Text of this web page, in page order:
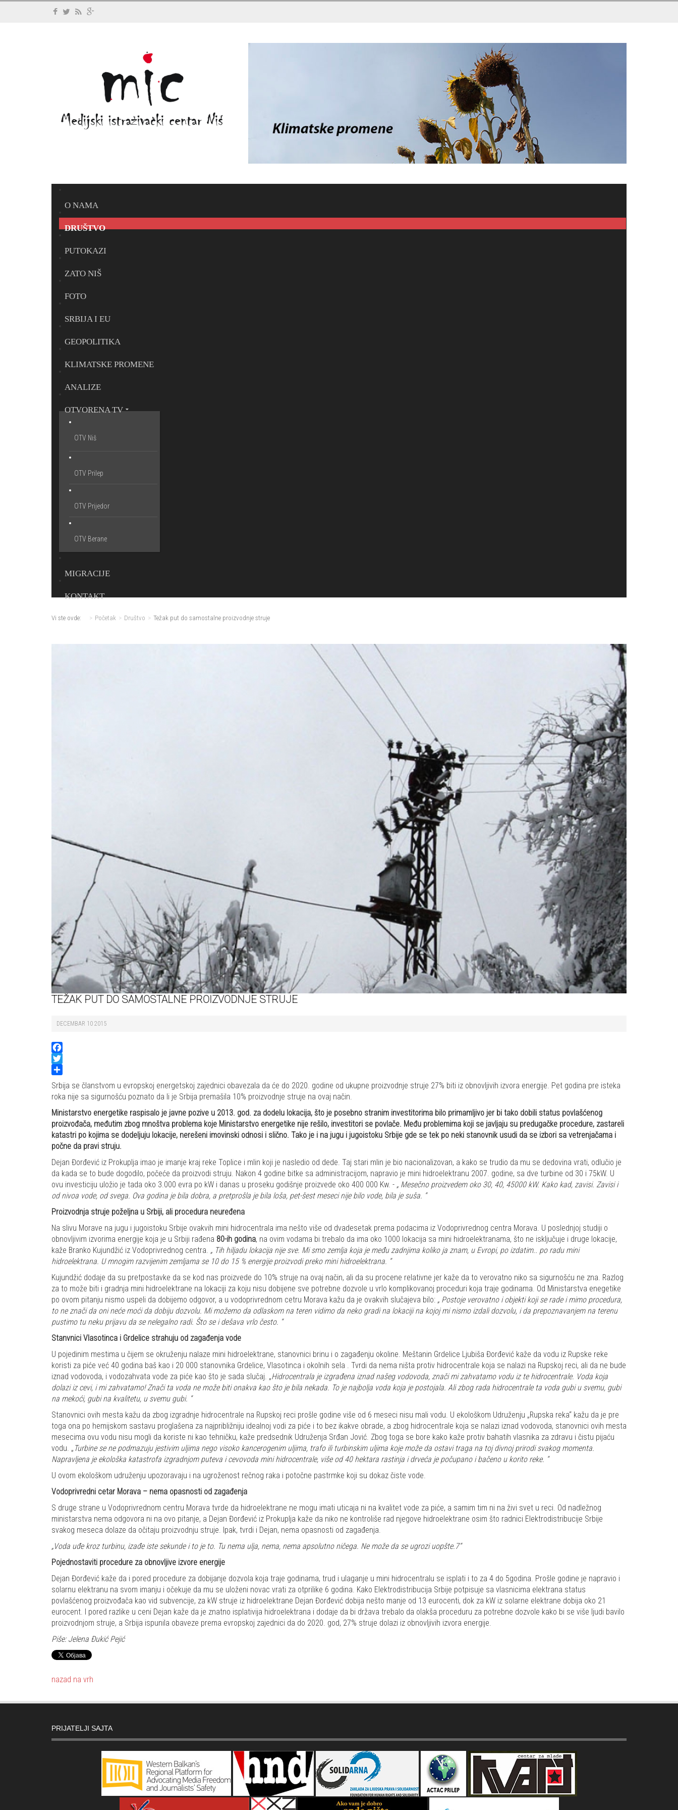
O NAMA
DRUŠTVO
PUTOKAZI
ZATO NIŠ
FOTO
SRBIJA I EU
GEOPOLITIKA
KLIMATSKE PROMENE
ANALIZE
OTVORENA TV
OTV Niš
OTV Prilep
OTV Prijedor
OTV Berane
MIGRACIJE
KONTAKT
Vi ste ovde: Početak Društvo Težak put do samostalne proizvodnje struje
TEŽAK PUT DO SAMOSTALNE PROIZVODNJE STRUJE
DECEMBAR 10 2015
Facebook
Twitter
Share
Srbija se članstvom u evropskoj energetskoj zajednici obavezala da će do 2020. godine od ukupne proizvodnje struje 27% biti iz obnovljivih izvora energije. Pet godina pre isteka
roka nije sa sigurnošću poznato da li je Srbija premašila 10% proizvodnje struje na ovaj način.
Ministarstvo energetike raspisalo je javne pozive u 2013. god. za dodelu lokacija, što je posebno stranim investitorima bilo primamljivo jer bi tako dobili status povlašćenog
proizvođača, međutim zbog mnoštva problema koje Ministarstvo energetike nije rešilo, investitori se povlače. Među problemima koji se javljaju su predugačke procedure, zastareli
katastri po kojima se dodeljuju lokacije, nerešeni imovinski odnosi i slično. Tako je i na jugu i jugoistoku Srbije gde se tek po neki stanovnik usudi da se izbori sa vetrenjačama i
počne da pravi struju.
Dejan Đorđević iz Prokuplja imao je imanje kraj reke Toplice i mlin koji je nasledio od dede. Taj stari mlin je bio nacionalizovan, a kako se trudio da mu se dedovina vrati, odlučio je
da kada se to bude dogodilo, počeće da proizvodi struju. Nakon 4 godine bitke sa administracijom, napravio je mini hidroelektranu 2007. godine, sa dve turbine od 30 i 75kW. U
ovu investiciju uložio je tada oko 3.000 evra po kW i danas u proseku godišnje proizvede oko 400 000 Kw. - „ Mesečno proizvedem oko 30, 40, 45000 kW. Kako kad, zavisi. Zavisi i
od nivoa vode, od svega. Ova godina je bila dobra, a pretprošla je bila loša, pet-šest meseci nije bilo vode, bila je suša. “
Proizvodnja struje poželjna u Srbiji, ali procedura neuređena
Na slivu Morave na jugu i jugoistoku Srbije ovakvih mini hidrocentrala ima nešto više od dvadesetak prema podacima iz Vodoprivrednog centra Morava. U poslednjoj studiji o
obnovljivim izvorima energije koja je u Srbiji rađena 80-ih godina, na ovim vodama bi trebalo da ima oko 1000 lokacija sa mini hidroelektranama, što ne isključuje i druge lokacije,
kaže Branko Kujundžić iz Vodoprivrednog centra. „ Tih hiljadu lokacija nije sve. Mi smo zemlja koja je među zadnjima koliko ja znam, u Evropi, po izdatim.. po radu mini
hidroelektrana. U mnogim razvijenim zemljama se 10 do 15 % energije proizvodi preko mini hidroelektrana. “
Kujundžić dodaje da su pretpostavke da se kod nas proizvede do 10% struje na ovaj način, ali da su procene relativne jer kaže da to verovatno niko sa sigurnošću ne zna. Razlog
za to može biti i gradnja mini hidroelektrane na lokaciji za koju nisu dobijene sve potrebne dozvole u vrlo komplikovanoj proceduri koja traje godinama. Od Ministarstva enegetike
po ovom pitanju nismo uspeli da dobijemo odgovor, a u vodoprivrednom cetru Morava kažu da je ovakvih slučajeva bilo: „ Postoje verovatno i objekti koji se rade i mimo procedura,
to ne znači da oni neće moći da dobiju dozvolu. Mi možemo da odlaskom na teren vidimo da neko gradi na lokaciji na kojoj mi nismo izdali dozvolu, i da prepoznavanjem na terenu
pustimo tu neku prijavu da se nelegalno radi. Što se i dešava vrlo često. “
Stanvnici Vlasotinca i Grdelice strahuju od zagađenja vode
U pojedinim mestima u čijem se okruženju nalaze mini hidroelektrane, stanovnici brinu i o zagađenju okoline. Meštanin Grdelice Ljubiša Đorđević kaže da vodu iz Rupske reke
koristi za piće već 40 godina baš kao i 20 000 stanovnika Grdelice, Vlasotinca i okolnih sela . Tvrdi da nema ništa protiv hidrocentrale koja se nalazi na Rupskoj reci, ali da ne bude
iznad vodovoda, i vodozahvata vode za piće kao što je sada slučaj. „Hidrocentrala je izgrađena iznad našeg vodovoda, znači mi zahvatamo vodu iz te hidrocentrale. Voda koja
dolazi iz cevi, i mi zahvatamo! Znači ta voda ne može biti onakva kao što je bila nekada. To je najbolja voda koja je postojala. Ali zbog rada hidrocentrale ta voda gubi u svemu, gubi
na mekoći, gubi na kvalitetu, u svemu gubi. “
Stanovnici ovih mesta kažu da zbog izgradnje hidrocentrale na Rupskoj reci prošle godine više od 6 meseci nisu mali vodu. U ekološkom Udruženju „Rupska reka“ kažu da je pre
toga ona po hemijskom sastavu proglašena za najpribližniju idealnoj vodi za piće i to bez ikakve obrade, a zbog hidrocentrale koja se nalazi iznad vodovoda, stanovnici ovih mesta
mesecima ovu vodu nisu mogli da koriste ni kao tehničku, kaže predsednik Udruženja Srđan Jović. Zbog toga se bore kako kaže protiv bahatih vlasnika za zdravu i čistu pijaću
vodu. „ Turbine se ne podmazuju jestivim uljima nego visoko kancerogenim uljima, trafo ili turbinskim uljima koje može da ostavi traga na toj divnoj prirodi svakog momenta.
Napravljena je ekološka katastrofa izgradnjom puteva i cevovoda mini hidrocentrale, više od 40 hektara rastinja i drveća je počupano i bačeno u korito reke. “
U ovom ekološkom udruženju upozoravaju i na ugroženost rečnog raka i potočne pastrmke koji su dokaz čiste vode.
Vodoprivredni cetar Morava – nema opasnosti od zagađenja
S druge strane u Vodoprivrednom centru Morava tvrde da hidroelektrane ne mogu imati uticaja ni na kvalitet vode za piće, a samim tim ni na živi svet u reci. Od nadležnog
ministarstva nema odgovora ni na ovo pitanje, a Dejan Đorđević iz Prokuplja kaže da niko ne kontroliše rad njegove hidroelektrane osim što radnici Elektrodistribucije Srbije
svakog meseca dolaze da očitaju proizvodnju struje. Ipak, tvrdi i Dejan, nema opasnosti od zagađenja.
„Voda uđe kroz turbinu, izađe iste sekunde i to je to. Tu nema ulja, nema, nema apsolutno ničega. Ne može da se ugrozi uopšte.7“
Pojednostaviti procedure za obnovljive izvore energije
Dejan Đorđević kaže da i pored procedure za dobijanje dozvola koja traje godinama, trud i ulaganje u mini hidrocentralu se isplati i to za 4 do 5godina. Prošle godine je napravio i
solarnu elektranu na svom imanju i očekuje da mu se uloženi novac vrati za otprilike 6 godina. Kako Elektrodistribucija Srbije potpisuje sa vlasnicima elektrana status
povlašćenog proizvođača kao vid subvencije, za kW struje iz hidroelektrane Dejan Đorđević dobija nešto manje od 13 eurocenti, dok za kW iz solarne elektrane dobija oko 21
eurocent. I pored razlike u ceni Dejan kaže da je znatno isplativija hidroelektrana i dodaje da bi država trebalo da olakša proceduru za potrebne dozvole kako bi se više ljudi bavilo
proizvodnjom struje, a Srbija ispunila obaveze prema evropskoj zajednici da do 2020. god, 27% struje dolazi iz obnovljivih izvora energije.
Piše: Jelena Đukić Pejić
nazad na vrh
PRIJATELJI SAJTA